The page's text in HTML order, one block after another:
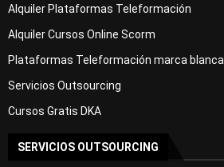
Alquiler Plataformas Teleformación
Alquiler Cursos Online Scorm
Plataformas Teleformación marca blanca
Servicios Outsourcing
Cursos Gratis DKA
SERVICIOS OUTSOURCING